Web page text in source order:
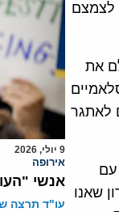
לצמצם
את
לאתגר
עם
שאנו
9 יולי, 2026
אירופה
אנשי
עו"ד תרצה